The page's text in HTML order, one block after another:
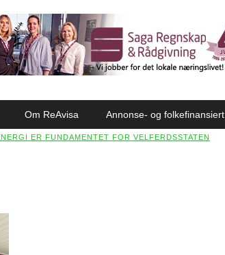
Om ReAvisa Annonse- og folkefinansiert
ER FUNDAMENTET FOR VELFERDSSTATEN